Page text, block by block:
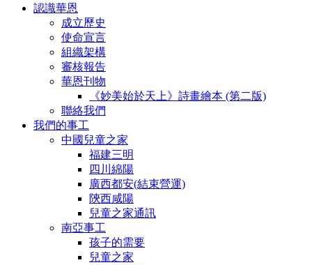
認識華恩
成立歷史
使命宣言
組織架構
審核報告
華恩刊物
《妙美始於天上》詩畫繪本 (第二版)
聯絡我們
我們的事工
中國兒童之家
福建三明
四川綿陽
廣西都安(結束營運)
陝西咸陽
兒童之家通訊
南亞事工
孩子的需要
兒童之家